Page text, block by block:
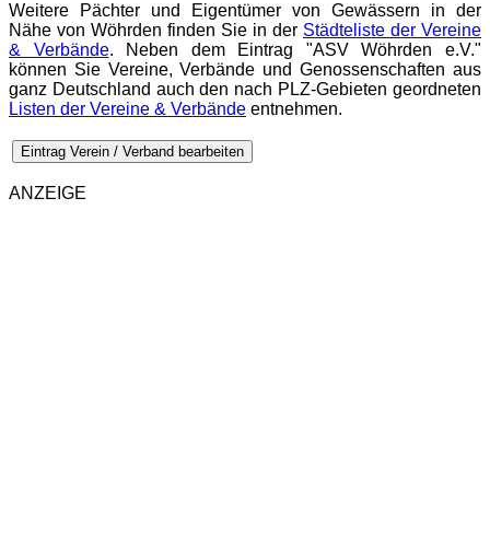
Weitere Pächter und Eigentümer von Gewässern in der
Nähe von Wöhrden finden Sie in der Städteliste der Vereine
& Verbände. Neben dem Eintrag "ASV Wöhrden e.V."
können Sie Vereine, Verbände und Genossenschaften aus
ganz Deutschland auch den nach PLZ-Gebieten geordneten
Listen der Vereine & Verbände entnehmen.
Eintrag Verein / Verband bearbeiten
ANZEIGE